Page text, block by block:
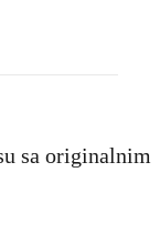
sa originalnim